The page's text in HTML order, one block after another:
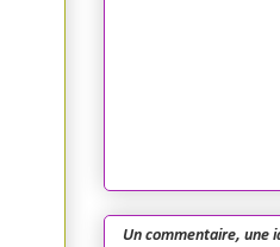
Un commentaire, une